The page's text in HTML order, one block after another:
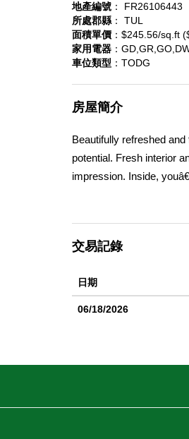
地產編號 ： FR26106443
所處郡縣 ： TUL
面積單價 ：$245.56/sq.ft
家用電器 ：
車位類型 ：TODG
房屋簡介
Beautifully refreshed
potential. Fresh interior
impression. Inside,
ADU, pool, create your
交易記錄
日期
06/18/2026